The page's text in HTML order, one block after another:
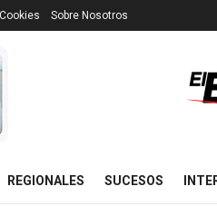
Sobre Nosotros
REGIONALES SUCESOS